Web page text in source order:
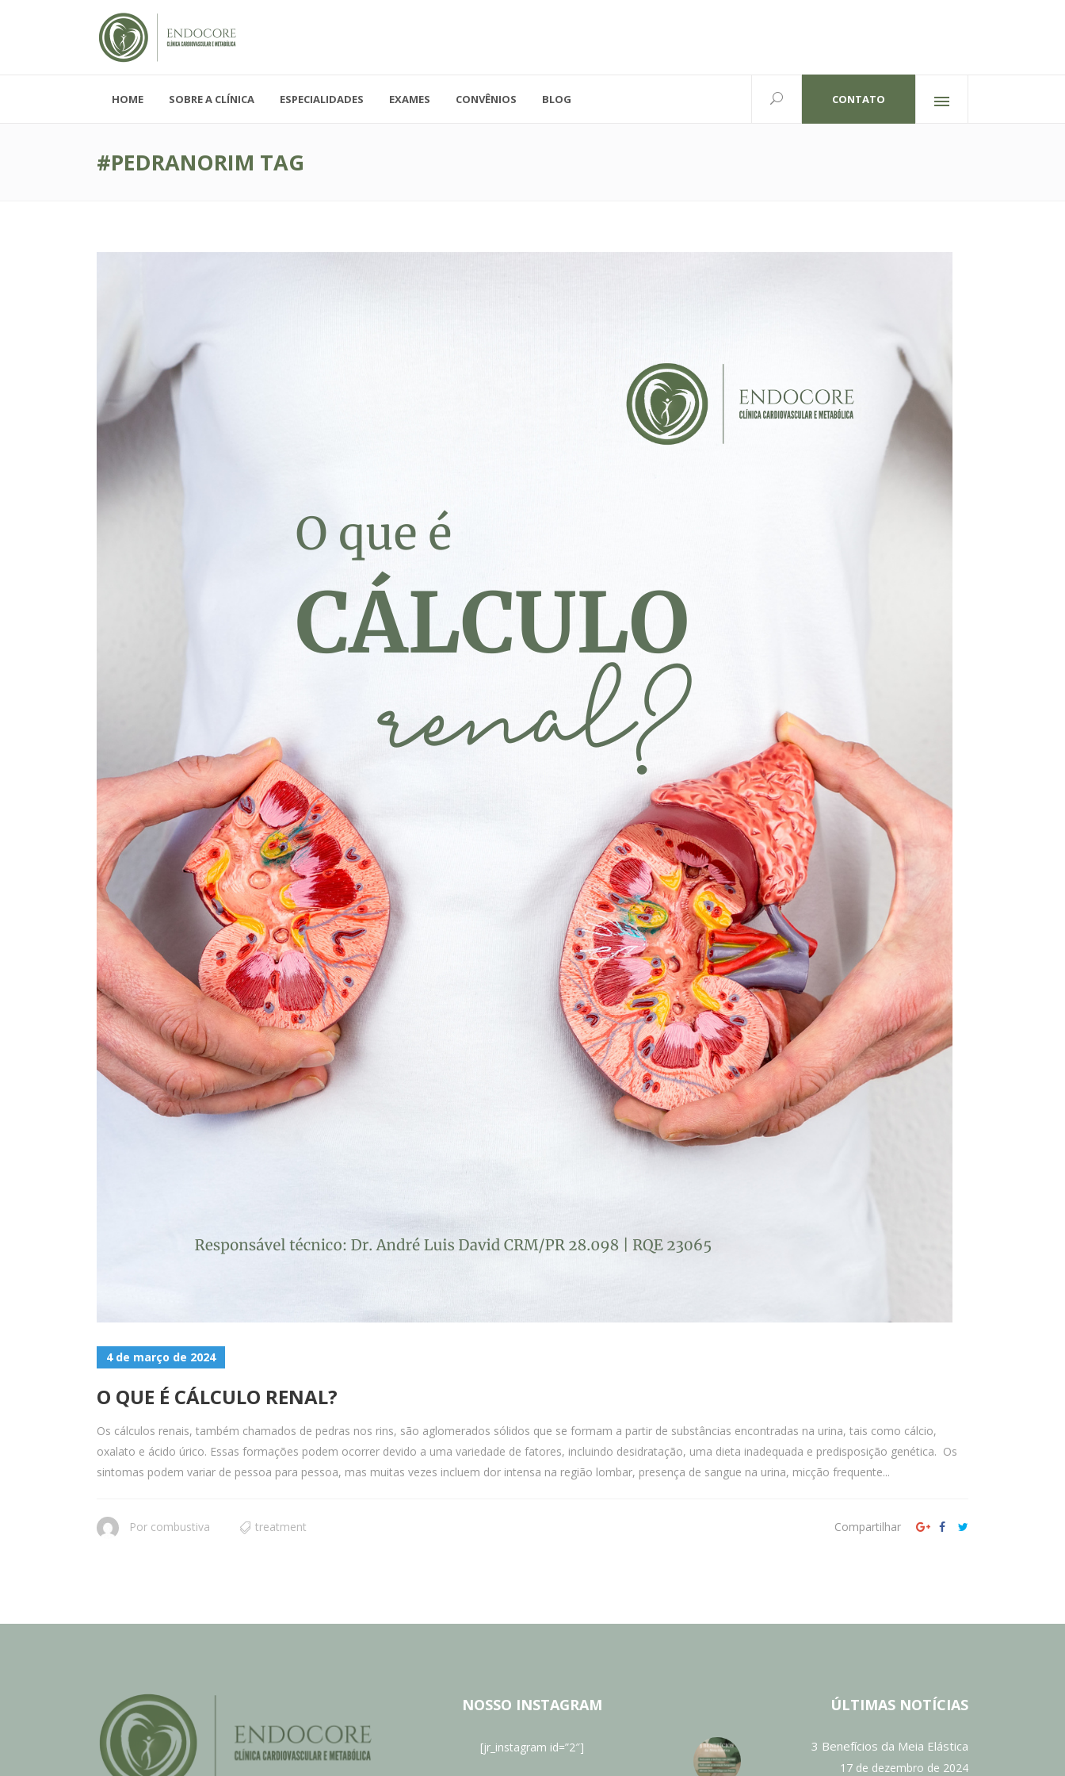
Segunda - Sexta-feira, das 08h-19h
41.3779-5559
Rua Doutor Alexandre Gutierrez,826
Redes sociais
HOME SOBRE A CLÍNICA ESPECIALIDADES EXAMES CONVÊNIOS BLOG CONTATO
#PEDRANORIM TAG
4 de março de 2024
O QUE É CÁLCULO RENAL?
Os cálculos renais, também chamados de pedras nos rins, são aglomerados sólidos que se formam a partir de substâncias encontradas na urina, tais como cálcio,
oxalato e ácido úrico. Essas formações podem ocorrer devido a uma variedade de fatores, incluindo desidratação, uma dieta inadequada e predisposição genética. Os
sintomas podem variar de pessoa para pessoa, mas muitas vezes incluem dor intensa na região lombar, presença de sangue na urina, micção frequente...
Por combustiva treatment Compartilhar
NOSSO INSTAGRAM
[jr_instagram id=”2″]
ÚLTIMAS NOTÍCIAS
3 Benefícios da Meia Elástica
17 de dezembro de 2024